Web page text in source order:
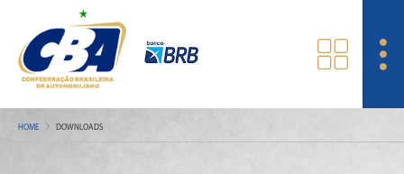
HOME DOWNLOADS